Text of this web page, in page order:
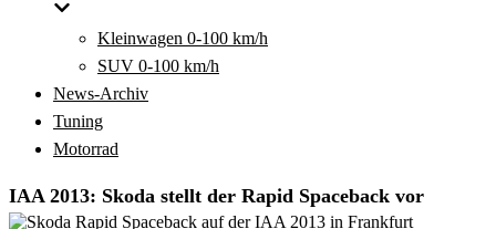
Kleinwagen 0-100 km/h
SUV 0-100 km/h
News-Archiv
Tuning
Motorrad
IAA 2013: Skoda stellt der Rapid Spaceback vor